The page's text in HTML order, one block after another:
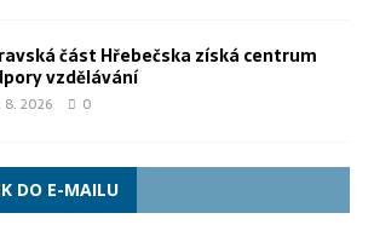
část Hřebečska získá centrum
vzdělávání
8. 2026 0
DO E-MAILU